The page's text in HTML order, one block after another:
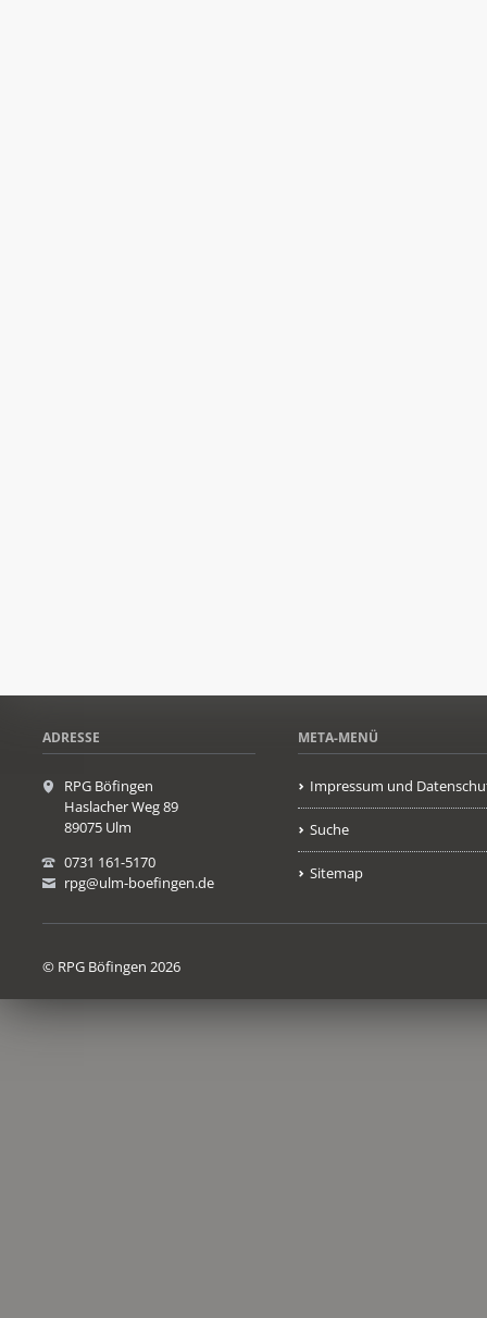
ADRESSE
RPG Böfingen
Haslacher Weg 89
89075 Ulm
0731 161-5170
rpg@ulm-boefingen.de
META-MENÜ
Impressum und
Suche
Sitemap
© RPG Böfingen 2026